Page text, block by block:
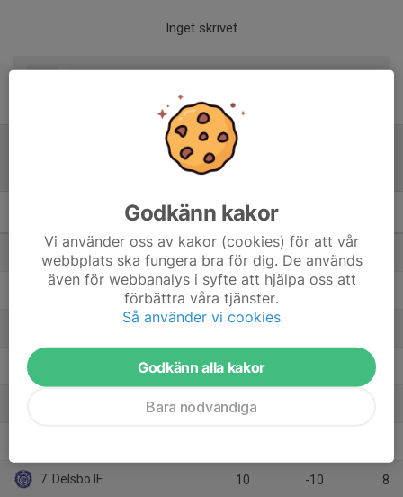
Inget skrivet
M
1. IF Team Hudik 2 10
2. Edsbyns IF FF 11
4. Högs SK / Iggesunds IK 10 19
9
7. Delsbo IF 10 -10 8
Godkänn kakor
Vi använder oss av kakor (cookies) för att vår
webbplats ska fungera bra för dig. De används
även för webbanalys i syfte att hjälpa oss att
förbättra våra tjänster.
Så använder vi cookies
Godkänn alla kakor
Bara nödvändiga